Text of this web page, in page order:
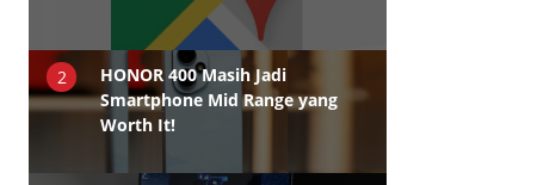
2
HONOR 400 Masih Jadi
Smartphone Mid Range yang
Worth It!